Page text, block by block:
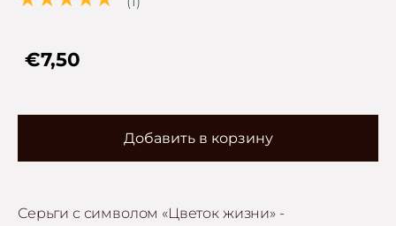
€7,50
Добавить в корзину
Серьги с символом «Цветок жизни» -